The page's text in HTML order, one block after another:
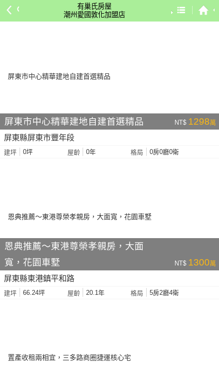
有巢氏房屋
潮州愛國敦化加盟店
依建物坪數 大 → 小
依土地坪數 大 → 小
屏東市中心精華建地自建首選精品 NT$ 1298萬
屏東縣屏東市豐年段
建坪 0坪 屋齡 0年 格局 0房0廳0衛
恩典推薦～東港尊榮孝親房，大面
寬，花園車墅
NT$ 1300萬
屏東縣東港鎮平和路
建坪 66.24坪 屋齡 20.1年 格局 5房2廳4衛